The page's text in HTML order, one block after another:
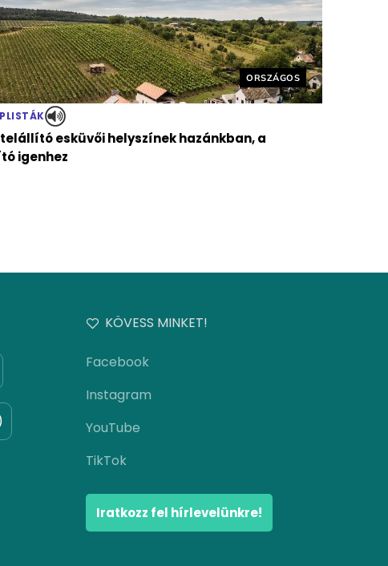
Helyszín címkék:
ORSZÁGOS
esküvői helyszínek hazánkban, a
igenhez
KÖVESS MINKET!
Facebook
Instagram
YouTube
TikTok
Iratkozz fel hírlevelünkre!